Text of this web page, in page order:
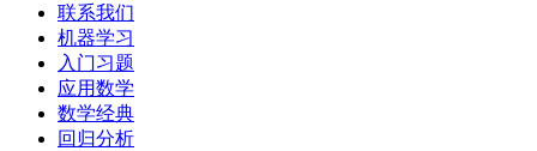
联系我们
机器学习
入门习题
应用数学
数学经典
回归分析